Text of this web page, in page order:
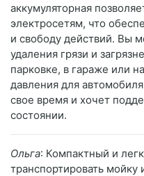
аккумуляторная
электросетям, что
и свободу действий. Вы
удаления грязи и
парковке, в гараже или
давления для
свое время и хочет
состоянии.
Ольга: Компактный и
транспортировать мойку